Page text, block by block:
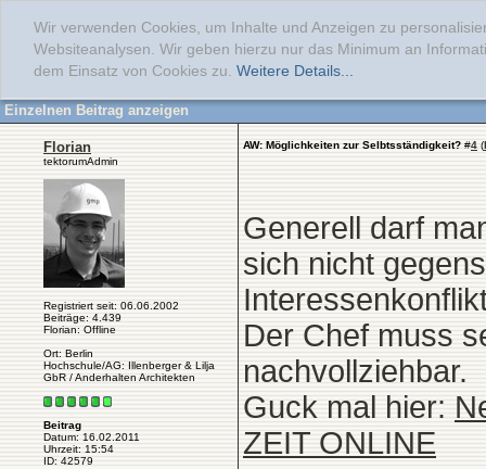
Wir verwenden Cookies, um Inhalte und Anzeigen zu
Websiteanalysen. Wir geben hierzu nur das Minimum an
dem Einsatz von Cookies zu. Weitere Details...
Einzelnen Beitrag anzeigen
Florian
tektorumAdmin
Registriert seit: 06.06.2002
Beiträge: 4.439
Florian: Offline
Ort: Berlin
Hochschule/AG: Illenberger & Lilja
GbR / Anderhalten Architekten
Beitrag
Datum: 16.02.2011
Uhrzeit: 15:54
ID: 42579
AW: Möglichkeiten zur Selbtsständigkeit? #4 (
Generell darf
sich nicht
Der Chef muss
nachvollziehbar.
Guck mal hier:
ZEIT ONLINE